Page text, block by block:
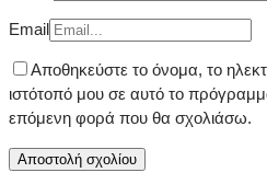
Email
Αποθηκεύστε το όνομα, το
ιστότοπό μου σε αυτό το
επόμενη φορά που θα σχολιάσω.